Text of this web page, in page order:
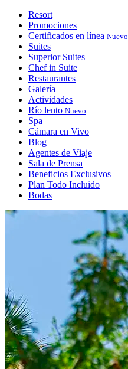
Resort
Promociones
Certificados en línea Nuevo
Suites
Superior Suites
Chef in Suite
Restaurantes
Galería
Actividades
Río lento Nuevo
Spa
Cámara en Vivo
Blog
Agentes de Viaje
Sala de Prensa
Beneficios Exclusivos
Plan Todo Incluido
Bodas